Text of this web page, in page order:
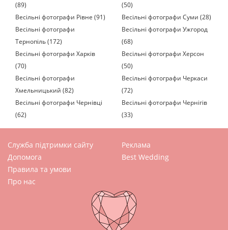
(89)
(50)
Весільні фотографи Рівне (91)
Весільні фотографи Суми (28)
Весільні фотографи
Тернопіль (172)
Весільні фотографи Ужгород
(68)
Весільні фотографи Харків
(70)
Весільні фотографи Херсон
(50)
Весільні фотографи
Хмельницький (82)
Весільні фотографи Черкаси
(72)
Весільні фотографи Чернівці
(62)
Весільні фотографи Чернігів
(33)
Служба підтримки сайту
Допомога
Правила та умови
Про нас
Реклама
Best Wedding